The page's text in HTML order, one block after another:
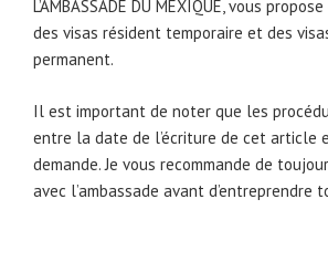
L’AMBASSADE DU MEXIQUE, vous
des visas résident temporaire et des
permanent.
Il est important de noter que les
entre la date de l’écriture de cet article
demande. Je vous recommande de
avec l’ambassade avant d’entreprendre